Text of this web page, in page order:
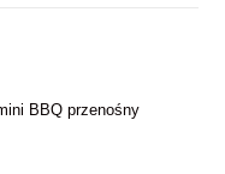
BBQ przenośny